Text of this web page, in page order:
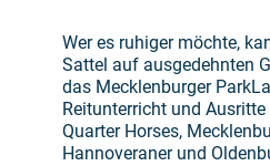
Wer es ruhiger möchte,
Sattel auf ausgedehnten
das Mecklenburger
Reitunterricht und
Quarter Horses,
Hannoveraner und